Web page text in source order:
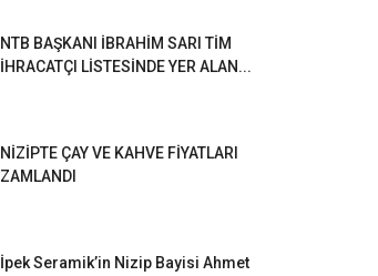
NTB BAŞKANI İBRAHİM SARI TİM
İHRACATÇI LİSTESİNDE YER ALAN...
NİZİPTE ÇAY VE KAHVE FİYATLARI
ZAMLANDI
İpek Seramik’in Nizip Bayisi Ahmet